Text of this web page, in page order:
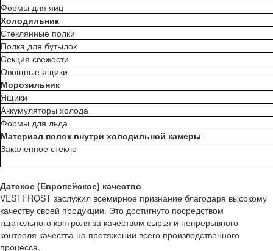
Формы для яиц
Холодильник
Стеклянные полки
Полка для бутылок
Секция свежести
Овощные ящики
Морозильник
Ящики
Аккумуляторы холода
Формы для льда
Материал полок внутри холодильной камеры
Закаленное стекло
Датское (Европейское) качество
VESTFROST заслужил всемирное признание благодаря высокому
качеству своей продукции. Это достигнуто посредством
тщательного контроля за качеством сырья и непрерывного
контроля качества на протяжении всего производственного
процесса.